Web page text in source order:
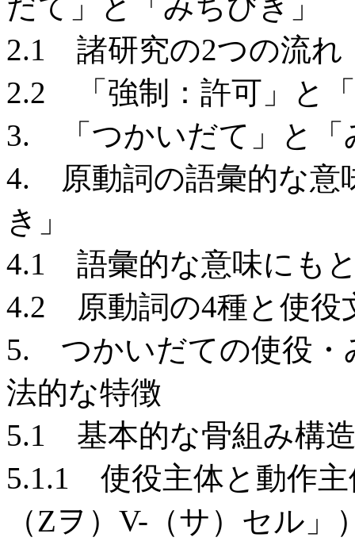
2.1 諸研究の2つの流れ
2.2 「強制：許可」と
3. 「つかいだて」と「
4. 原動詞の語彙的な意
き」
4.1 語彙的な意味にも
4.2 原動詞の4種と使役
5. つかいだての使役・
法的な特徴
5.1 基本的な骨組み構
5.1.1 使役主体と動作
（Zヲ）V-（サ）セル」